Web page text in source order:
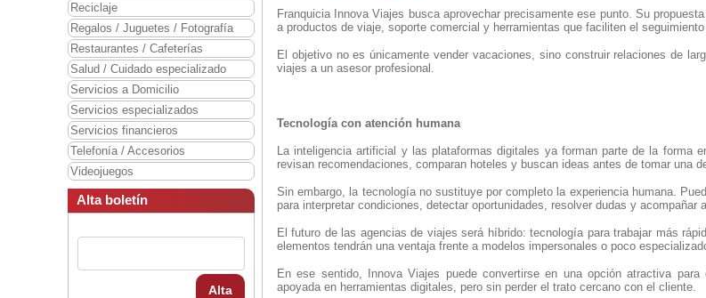
Reciclaje
Regalos / Juguetes / Fotografía
Restaurantes / Cafeterías
Salud / Cuidado especializado
Servicios a Domicilio
Servicios especializados
Servicios financieros
Telefonía / Accesorios
Videojuegos
Alta boletín
Alta
Franquicia Innova Viajes busca aprovechar precisamente ese punto. Su
a productos de viaje, soporte comercial y herramientas que faciliten el
El objetivo no es únicamente vender vacaciones, sino construir relaciones de
viajes a un asesor profesional.
Tecnología con atención humana
La inteligencia artificial y las plataformas digitales ya forman parte de la forma
revisan recomendaciones, comparan hoteles y buscan ideas antes de tomar una
Sin embargo, la tecnología no sustituye por completo la experiencia humana.
para interpretar condiciones, detectar oportunidades, resolver dudas y acompañar
El futuro de las agencias de viajes será híbrido: tecnología para trabajar más
elementos tendrán una ventaja frente a modelos impersonales o poco
En ese sentido, Innova Viajes puede convertirse en una opción atractiva
apoyada en herramientas digitales, pero sin perder el trato cercano con el cliente.